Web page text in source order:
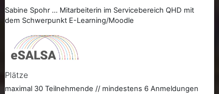
Sabine Spohr ... Mitarbeiterin im Servicebereich QHD mit
dem Schwerpunkt E-Learning/Moodle
Plätze
maximal 30 Teilnehmende // mindestens 6 Anmeldungen